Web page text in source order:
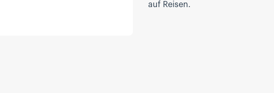
auf Reisen.